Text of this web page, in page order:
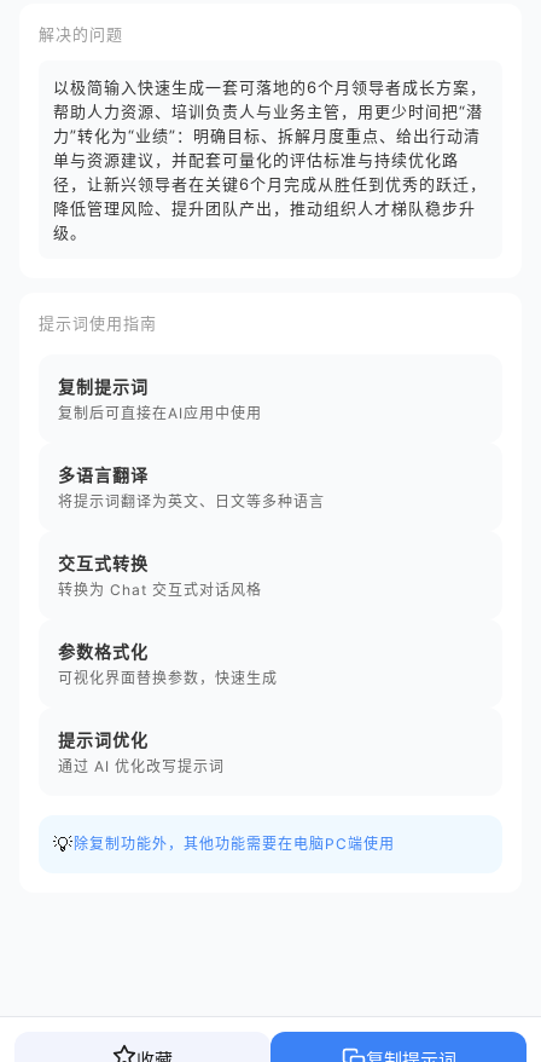
解决的问题
以极简输入快速生成一套可落地的6个月领导者成长方案，
帮助人力资源、培训负责人与业务主管，用更少时间把“潜
力”转化为“业绩”：明确目标、拆解月度重点、给出行动清
单与资源建议，并配套可量化的评估标准与持续优化路
径，让新兴领导者在关键6个月完成从胜任到优秀的跃迁，
降低管理风险、提升团队产出，推动组织人才梯队稳步升
级。
提示词使用指南
复制提示词
复制后可直接在AI应用中使用
多语言翻译
将提示词翻译为英文、日文等多种语言
交互式转换
转换为 Chat 交互式对话风格
参数格式化
可视化界面替换参数，快速生成
提示词优化
通过 AI 优化改写提示词
💡 除复制功能外，其他功能需要在电脑PC端使用